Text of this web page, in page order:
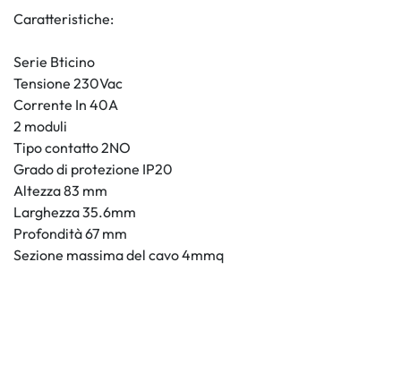
Caratteristiche:
Serie Bticino
Tensione 230Vac
Corrente In 40A
2 moduli
Tipo contatto 2NO
Grado di protezione IP20
Altezza 83 mm
Larghezza 35.6mm
Profondità 67 mm
Sezione massima del cavo 4mmq